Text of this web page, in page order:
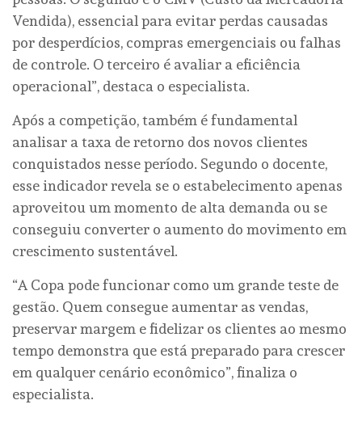
Vendida), essencial para evitar perdas causadas
por desperdícios, compras emergenciais ou falhas
de controle. O terceiro é avaliar a eficiência
operacional”, destaca o especialista.
Após a competição, também é fundamental
analisar a taxa de retorno dos novos clientes
conquistados nesse período. Segundo o docente,
esse indicador revela se o estabelecimento apenas
aproveitou um momento de alta demanda ou se
conseguiu converter o aumento do movimento em
crescimento sustentável.
“A Copa pode funcionar como um grande teste de
gestão. Quem consegue aumentar as vendas,
preservar margem e fidelizar os clientes ao mesmo
tempo demonstra que está preparado para crescer
em qualquer cenário econômico”, finaliza o
especialista.